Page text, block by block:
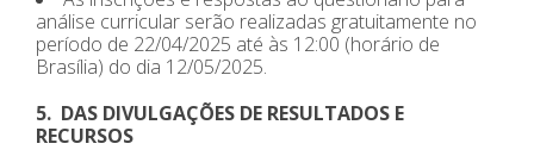
análise curricular serão realizadas gratuitamente no
período de 22/04/2025 até às 12:00 (horário de
Brasília) do dia 12/05/2025.
5. DAS DIVULGAÇÕES DE RESULTADOS E
RECURSOS